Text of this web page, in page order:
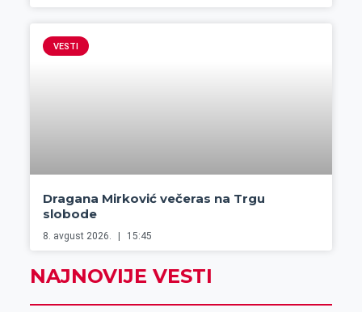
VESTI
Dragana Mirković večeras na Trgu
slobode
8. avgust 2026. 15:45
NAJNOVIJE VESTI